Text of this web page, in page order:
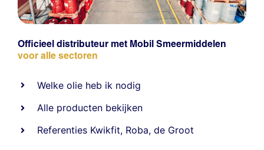
Officieel distributeur met Mobil Smeermiddelen
voor alle sectoren
Welke olie heb ik nodig
Alle producten bekijken
Referenties Kwikfit, Roba,de Groot